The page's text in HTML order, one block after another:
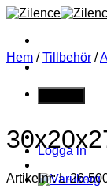
Logga in
Hem / Tillbehör /
Artikelnr: L-26-